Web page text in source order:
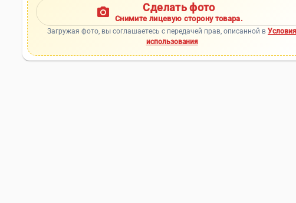
photo_camera Сделать фото
Снимите лицевую сторону товара.
Загружая фото, вы соглашаетесь с передачей прав, описанной вУсловия
использования